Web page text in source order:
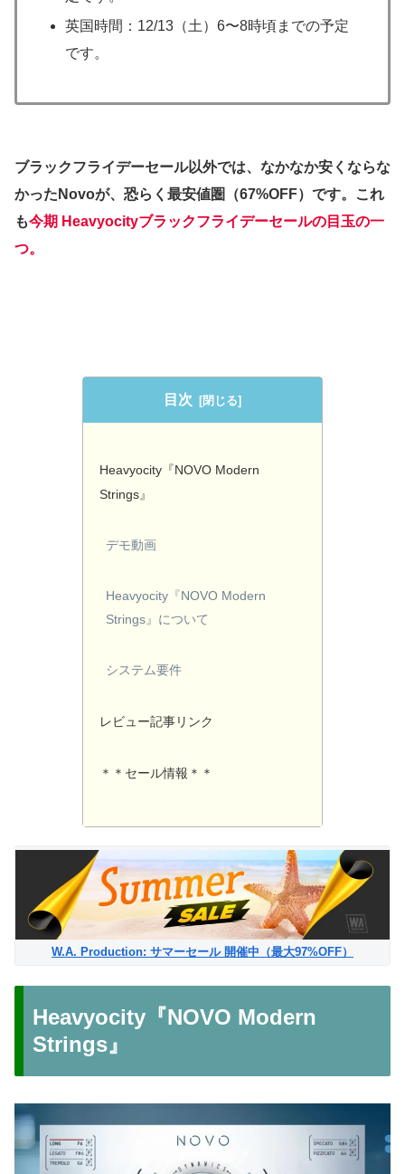
英国時間：12/13（土）6〜8時頃までの予定
です。
ブラックフライデーセール以外では、なかなか安くならな
かったNovoが、恐らく最安値圏（67%OFF）です。これ
も今期 Heavyocityブラックフライデーセールの目玉の一
つ。
目次
Heavyocity『NOVO Modern
Strings』
デモ動画
Heavyocity『NOVO Modern
Strings』について
システム要件
レビュー記事リンク
＊＊セール情報＊＊
W.A. Production: サマーセール 開催中（最大97%OFF）
Heavyocity『NOVO Modern
Strings』